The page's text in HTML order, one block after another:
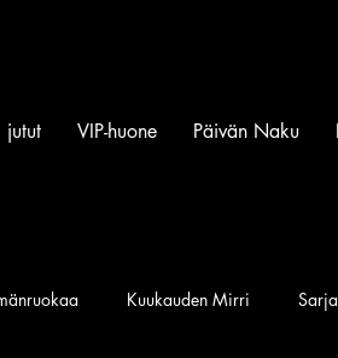
jutut VIP-huone Päivän Naku
Kuukauden Mirri